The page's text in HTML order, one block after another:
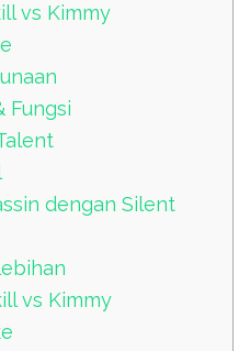
vs Kimmy
Fungsi
dengan Silent
vs Kimmy